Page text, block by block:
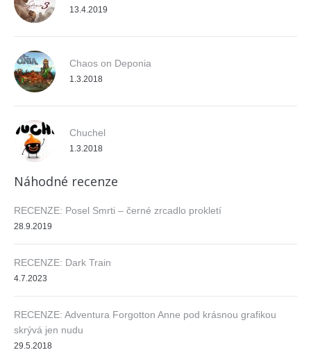
13.4.2019
Chaos on Deponia
1.3.2018
Chuchel
1.3.2018
Náhodné recenze
RECENZE: Posel Smrti – černé zrcadlo prokletí
28.9.2019
RECENZE: Dark Train
4.7.2023
RECENZE: Adventura Forgotton Anne pod krásnou grafikou
skrývá jen nudu
29.5.2018